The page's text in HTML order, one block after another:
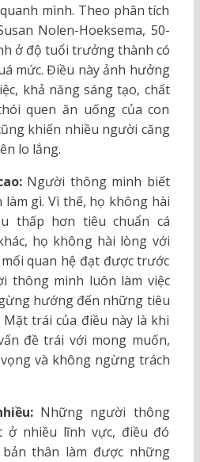
mình. Theo phân tích
Nolen-Hoeksema, 50-
ở độ tuổi trưởng thành có
mức. Điều này ảnh hưởng
khả năng sáng tạo, chất
quen ăn uống của con
khiến nhiều người căng
lo lắng.
Người thông minh biết
làm gì. Vì thế, họ không hài
thấp hơn tiêu chuẩn cá
họ không hài lòng với
quan hệ đạt được trước
thông minh luôn làm việc
hướng đến những tiêu
trái của điều này là khi
đề trái với mong muốn,
và không ngừng trách
Những người thông
ở nhiều lĩnh vực, điều đó
thân làm được những